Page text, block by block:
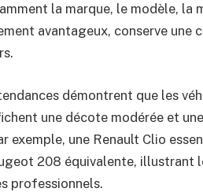
la marque, le modèle, la
avantageux, conserve une
démontrent que les
une décote modérée et
exemple, une Renault Clio
208 équivalente, illustrant
professionnels.